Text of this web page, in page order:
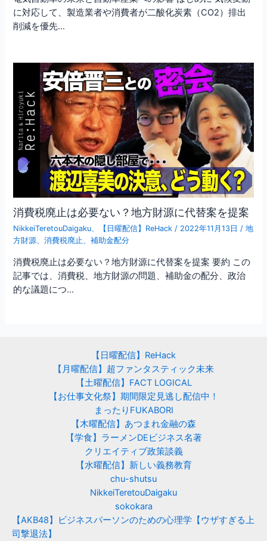
に対応して、製造業者や消費者が二酸化炭素（CO2）排出
削減を優先…
消費税廃止は必要ない？地方財源に代替案を提案
NikkeiTeretouDaigaku 【日曜配信】ReHack / 2022年11月13日 /地
方財源 、消費税廃止 、補助金配分
消費税廃止は必要ない？地方財源に代替案を提案 要約 この
記事では、消費税、地方財源の問題、補助金の配分、政治
的な議題につ…
【日曜配信】ReHack
【月曜配信】超ファンタスティック未来
【土曜配信】FACT LOGICAL
【お仕事文化祭】期間限定見逃し配信中！
まったりFUKABORI
【木曜配信】あつまれ金融の森
【学食】ラーメンDEビジネス名著
クリエイティブ政策談義
【水曜配信】新しい義務教育
chu-shutsu
NikkeiTeretouDaigaku
sokokara
【AKB48】ビジネスパーソンのための心理学【ウザすぎる上
司撃退法】